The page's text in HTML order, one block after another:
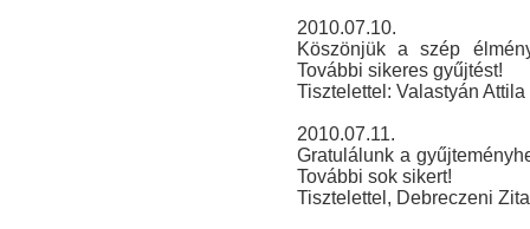
2010.07.10.
Köszönjük a szép
További sikeres gyűjtést!
Tisztelettel: Valastyán
2010.07.11.
Gratulálunk a
További sok sikert!
Tisztelettel, Debreczeni